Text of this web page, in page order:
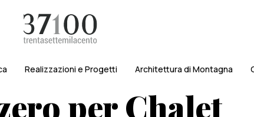
Realizzazioni e Progetti Architettura di Montagna
per Chalet